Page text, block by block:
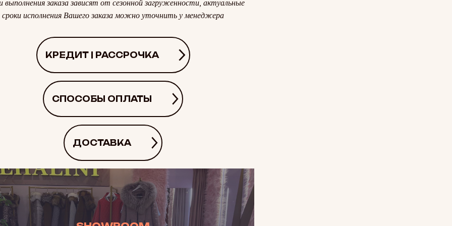
выполнения заказа зависят от сезонной загруженности, актуальные
сроки исполнения Вашего заказа можно уточнить у менеджера
КРЕДИТ | РАССРОЧКА
СПОСОБЫ ОПЛАТЫ
ДОСТАВКА